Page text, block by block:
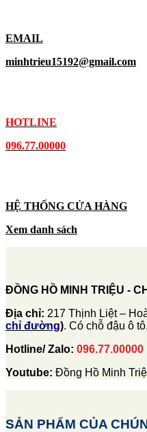
EMAIL
minhtrieu15192@gmail.com
HOTLINE
096.77.00000
HỆ THỐNG CỬA HÀNG
Xem danh sách
ĐỒNG HỒ MINH TRIỆU -
Địa chỉ: 217 Thịnh Liệt –
chỉ đường). Có chỗ đậu ô tô.
Hotline/ Zalo: 096.77.00000
Youtube: Đồng Hồ Minh
SẢN PHẨM CỦA